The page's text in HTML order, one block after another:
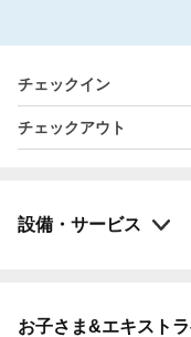
チェックイン
チェックアウト
設備・サービス
お子さま&エキスト